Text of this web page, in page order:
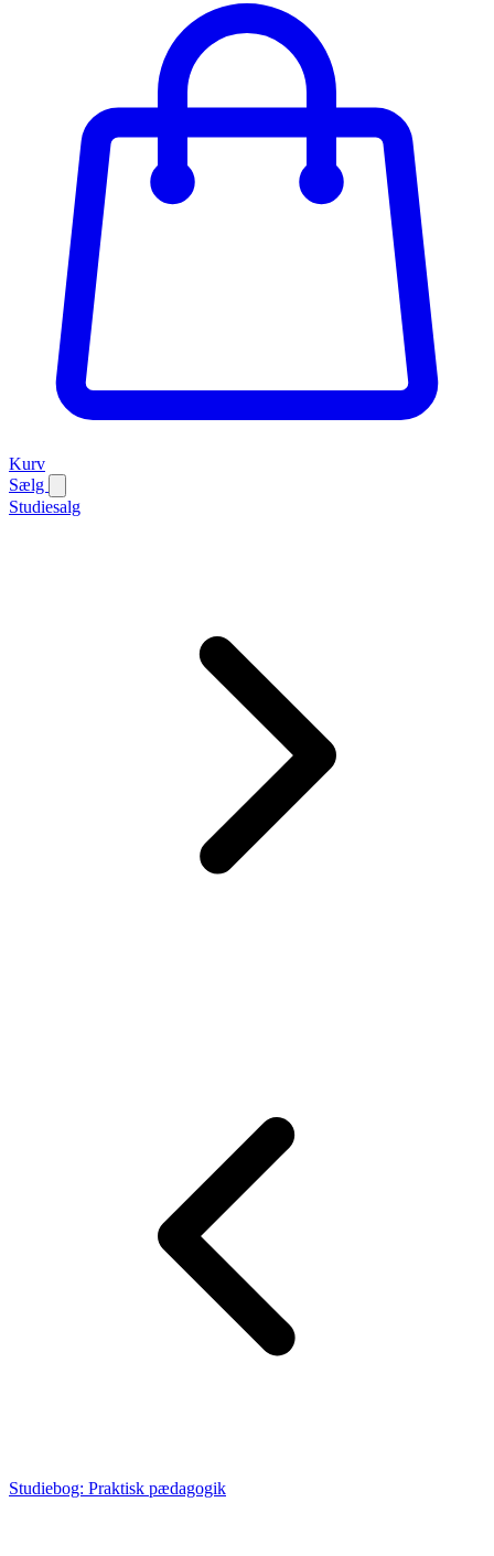
Kurv
Sælg
Studiesalg
Studiebog: Praktisk pædagogik